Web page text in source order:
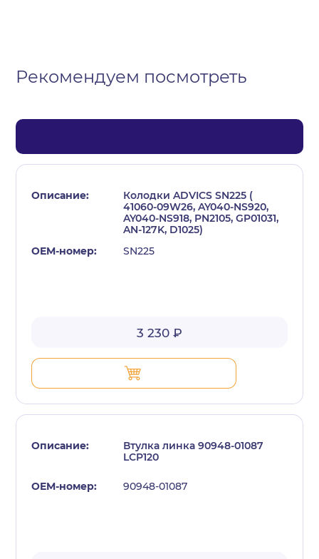
Рекомендуем посмотреть
Колодки ADVICS SN225 (
41060-09W26, AY040-NS920,
AY040-NS918, PN2105, GP01031,
AN-127K, D1025)
SN225
3 230 ₽
Втулка линка 90948-01087
LCP120
90948-01087